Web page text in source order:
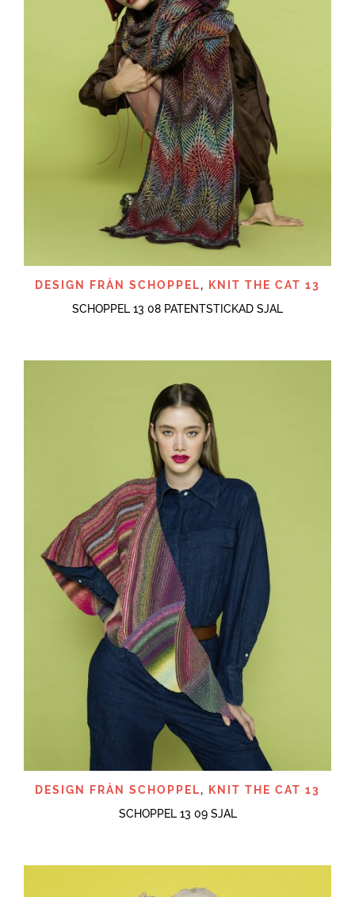
DESIGN FRÅN SCHOPPEL, KNIT THE CAT 13
SCHOPPEL 13 08 PATENTSTICKAD SJAL
DESIGN FRÅN SCHOPPEL,
KNIT THE CAT 13
SCHOPPEL 13 09 SJAL